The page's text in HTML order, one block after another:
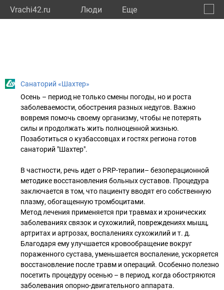
Vrachi42.ru Люди Eще
Санаторий «Шахтер»
Осень – период не только смены погоды, но и роста
заболеваемости, обострения разных недугов. Важно
вовремя помочь своему организму, чтобы не потерять
силы и продолжать жить полноценной жизнью.
Позаботиться о кузбассовцах и гостях региона готов
санаторий "Шахтер".
В частности, речь идет о PRP-терапии– безоперационной
методике восстановления больных суставов. Процедура
заключается в том, что пациенту вводят его собственную
плазму, обогащенную тромбоцитами.
Метод лечения применяется при травмах и хронических
заболеваниях связок и сухожилий, повреждениях мышц,
артритах и артрозах, воспалениях сухожилий и т. д.
Благодаря ему улучшается кровообращение вокруг
пораженного сустава, уменьшается воспаление, ускоряется
восстановление после травм и операций. Особенно полезно
посетить процедуру осенью – в период, когда обостряются
заболевания опорно-двигательного аппарата.